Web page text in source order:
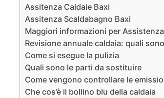
Assitenza Caldaie Baxi
Assitenza Scaldabagno Baxi
Maggiori informazioni per
Revisione annuale caldaia: quali
Come si esegue la pulizia
Quali sono le parti da sostituire
Come vengono controllare le
Che cos’è il bollino blu della caldaia